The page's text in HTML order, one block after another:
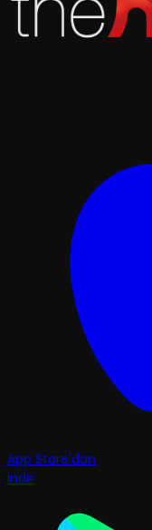
App Store'dan
İndir